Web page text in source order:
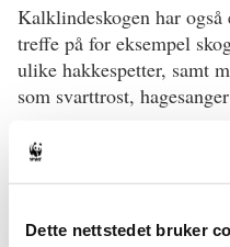
Dette nettstedet bruker
Kalklindeskogen har
treffe på for eksempel
ulike hakkespetter, samt
som svarttrost,